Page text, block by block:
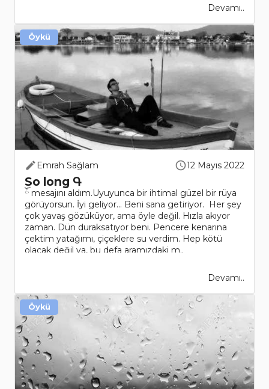
Devamı..
Emrah Sağlam 12 Mayıs 2022
So long Գ
ོ mesajını aldım.Uyuyunca bir ihtimal güzel bir rüya
görüyorsun. İyi geliyor... Beni sana getiriyor. Her şey
çok yavaş gözüküyor, ama öyle değil. Hızla akıyor
zaman. Dün duraksatıyor beni. Pencere kenarına
çektim yatağımı, çiçeklere su verdim. Hep kötü
olacak değil ya, bu defa aramızdaki m..
Devamı..
Öykü
Öykü